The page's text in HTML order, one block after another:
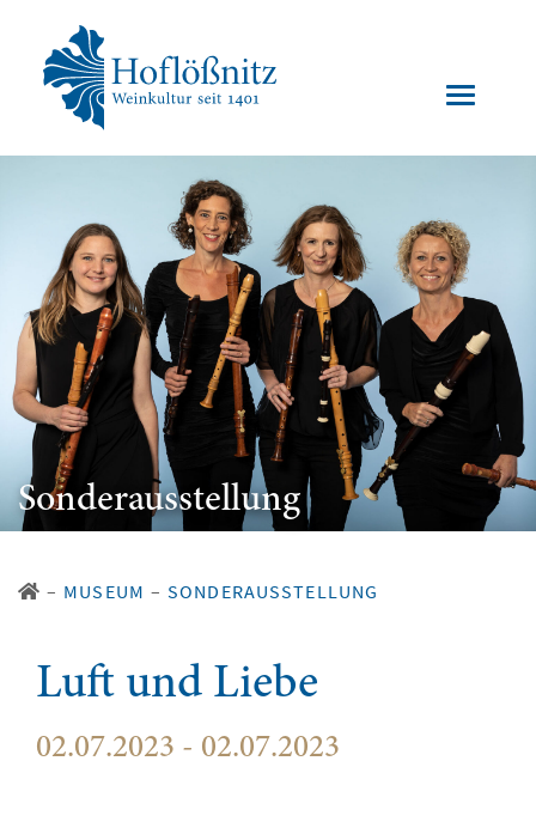
Sonderausstellung
– MUSEUM – SONDERAUSSTELLUNG
Luft und Liebe
02.07.2023 - 02.07.2023